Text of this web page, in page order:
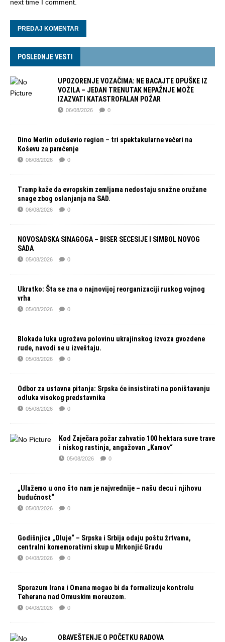
next time I comment.
POSLEDNJE VESTI
UPOZORENJE VOZAČIMA: NE BACAJTE OPUŠKE IZ
VOZILA – JEDAN TRENUTAK NEPAŽNJE MOŽE
IZAZVATI KATASTROFALAN POŽAR
06/08/2026 0
Dino Merlin oduševio region – tri spektakularne večeri na
Koševu za pamćenje
06/08/2026 0
Tramp kaže da evropskim zemljama nedostaju snažne oružane
snage zbog oslanjanja na SAD.
06/08/2026 0
NOVOSADSKA SINAGOGA – BISER SECESIJE I SIMBOL NOVOG
SADA
05/08/2026 0
Ukratko: Šta se zna o najnovijoj reorganizaciji ruskog vojnog
vrha
05/08/2026 0
Blokada luka ugrožava polovinu ukrajinskog izvoza gvozdene
rude, navodi se u izveštaju.
05/08/2026 0
Odbor za ustavna pitanja: Srpska će insistirati na poništavanju
odluka visokog predstavnika
05/08/2026 0
Kod Zaječara požar zahvatio 100 hektara suve trave
i niskog rastinja, angažovan „Kamov“
05/08/2026 0
„Ulažemo u ono što nam je najvrednije – našu decu i njihovu
budućnost“
05/08/2026 0
Godišnjica „Oluje“ – Srpska i Srbija odaju poštu žrtvama,
centralni komemorativni skup u Mrkonjić Gradu
04/08/2026 0
Sporazum Irana i Omana mogao bi da formalizuje kontrolu
Teherana nad Ormuskim moreuzom.
04/08/2026 0
OBAVEŠTENJE O POČETKU RADOVA